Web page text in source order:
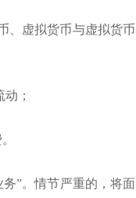
、虚拟货币与虚拟货
；
”。情节严重的，将